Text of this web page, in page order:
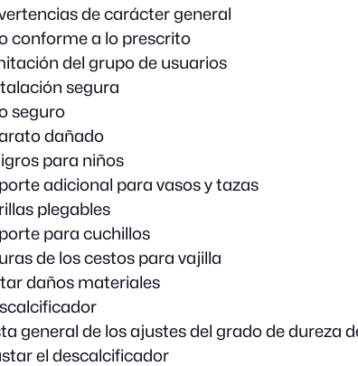
de carácter general
conforme a lo prescrito
del grupo de usuarios
segura
seguro
dañado
para niños
adicional para vasos y tazas
plegables
para cuchillos
de los cestos para vajilla
daños materiales
general de los ajustes del grado de dureza
el descalcificador